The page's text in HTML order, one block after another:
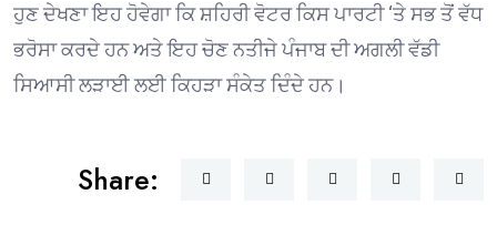
ਹੁਣ ਦੇਖਣਾ ਇਹ ਹੋਵੇਗਾ ਕਿ ਸ਼ਹਿਰੀ ਵੋਟਰ ਕਿਸ ਪਾਰਟੀ ‘ਤੇ ਸਭ ਤੋਂ ਵੱਧ
ਭਰੋਸਾ ਕਰਦੇ ਹਨ ਅਤੇ ਇਹ ਚੋਣ ਨਤੀਜੇ ਪੰਜਾਬ ਦੀ ਅਗਲੀ ਵੱਡੀ
ਸਿਆਸੀ ਲੜਾਈ ਲਈ ਕਿਹੜਾ ਸੰਕੇਤ ਦਿੰਦੇ ਹਨ।
Share: